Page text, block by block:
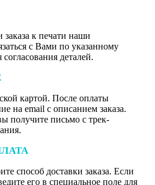
заказа к печати наши
с Вами по указанному
деталей.
картой. После оплаты
на email с описанием заказа.
получите письмо с трек-
способ доставки заказа. Если
его в специальное поле для